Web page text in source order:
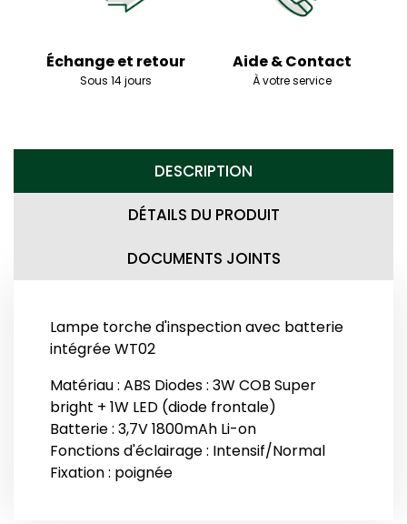
Échange et retour
Sous 14 jours
Aide & Contact
À votre service
DESCRIPTION
DÉTAILS DU PRODUIT
DOCUMENTS JOINTS
Lampe torche d'inspection avec batterie
intégrée WT02
Matériau : ABS Diodes : 3W COB Super
bright + 1W LED (diode frontale)
Batterie : 3,7V 1800mAh Li-on
Fonctions d'éclairage : Intensif/Normal
Fixation : poignée